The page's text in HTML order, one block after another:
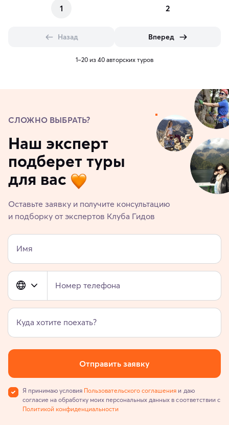
1 2
Назад Вперед
1–20 из 40 авторских туров
СЛОЖНО ВЫБРАТЬ?
Наш эксперт
подберет туры
для вас
Оставьте заявку и получите консультацию
и подборку от экспертов Клуба Гидов
Имя
Номер телефона
Куда хотите поехать?
Отправить заявку
Я принимаю условия Пользовательского соглашения и даю
согласие на обработку моих персональных данных в соответствии с
Политикой конфиденциальности